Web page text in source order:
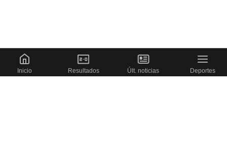
Inicio Resultados Últ. noticias Deportes